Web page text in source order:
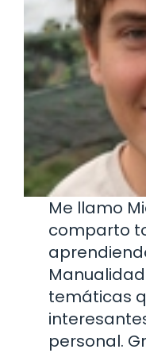
Me llamo
comparto
temáticas
personal.